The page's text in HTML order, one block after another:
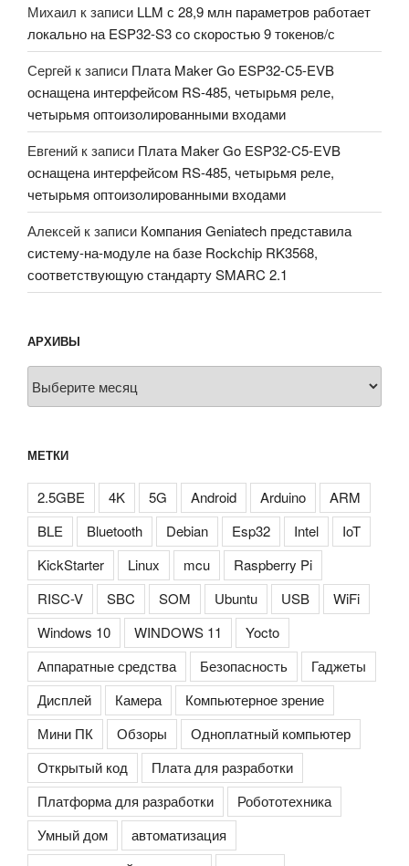
Михаил к записи LLM с 28,9 млн параметров работает
локально на ESP32-S3 со скоростью 9 токенов/с
Сергей к записи Плата Maker Go ESP32-C5-EVB
оснащена интерфейсом RS-485, четырьмя реле,
четырьмя оптоизолированными входами
Евгений к записи Плата Maker Go ESP32-C5-EVB
оснащена интерфейсом RS-485, четырьмя реле,
четырьмя оптоизолированными входами
Алексей к записи Компания Geniatech представила
систему-на-модуле на базе Rockchip RK3568,
соответствующую стандарту SMARC 2.1
АРХИВЫ
МЕТКИ
2.5GBE 4K 5G Android Arduino
ARM
BLE
Bluetooth Debian Esp32 Intel
IoT
KickStarter
Linux mcu
Raspberry Pi
RISC-V
SBC SOM Ubuntu USB
WiFi
Windows 10
WINDOWS 11
Yocto
Аппаратные средства
Безопасность
Гаджеты
Дисплей
Камера
Компьютерное зрение
Мини ПК
Обзоры
Одноплатный компьютер
Открытый код
Плата для разработки
Платформа для разработки
Робототехника
Умный дом
автоматизация